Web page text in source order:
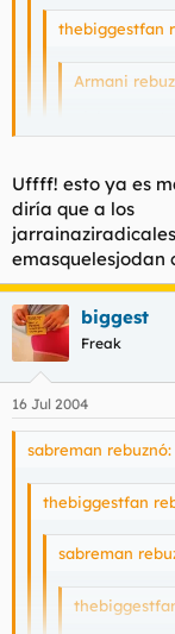
thebiggestfan
Armani
ojala os
Esa frase
ojala os metan
anthrax
:D :D :D :D
ah, ok.
Permiteme una
Uffff! esto ya es
diría que a los
emasquelesjodan
biggest
Freak
16 Jul 2004
sabreman rebuznó:
thebiggestfan
sabreman